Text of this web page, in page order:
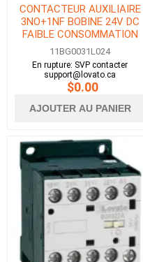
CONTACTEUR AUXILIAIRE
3NO+1NF BOBINE 24V DC
FAIBLE CONSOMMATION
11BG0031L024
En rupture: SVP contacter
support@lovato.ca
$0.00
AJOUTER AU PANIER